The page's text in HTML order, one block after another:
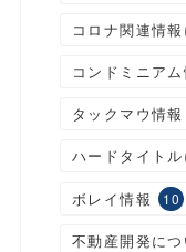
コロナ関連情
コンドミニアム
タックマウ情報
ハードタイト
ボレイ情報 10
不動産開発につ